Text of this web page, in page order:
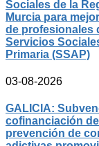
Sociales de la
Murcia para
de profesionales
Servicios
Primaria (SSAP)
03-08-2026
GALICIA:
cofinanciación
prevención de